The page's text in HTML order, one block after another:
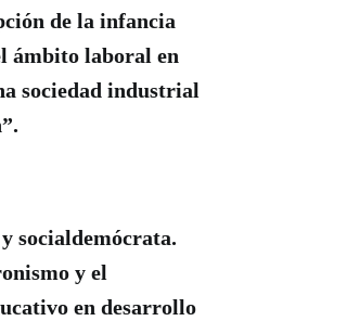
de la infancia
ámbito laboral en
sociedad industrial
socialdemócrata.
y el
en desarrollo